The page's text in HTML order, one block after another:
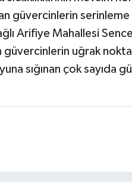
güvercinlerin serinleme
Arifiye Mahallesi
güvercinlerin uğrak
sığınan çok sayıda